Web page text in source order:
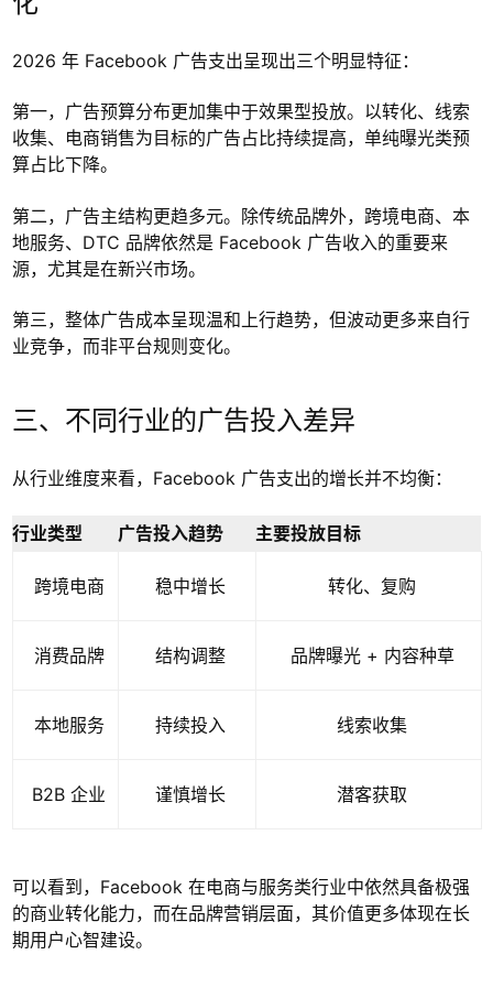
2026 年 Facebook 广告支出呈现出三个明显特征：
第一，广告预算分布更加集中于效果型投放。以转化、线索
收集、电商销售为目标的广告占比持续提高，单纯曝光类预
算占比下降。
第二，广告主结构更趋多元。除传统品牌外，跨境电商、本
地服务、DTC 品牌依然是 Facebook 广告收入的重要来
源，尤其是在新兴市场。
第三，整体广告成本呈现温和上行趋势，但波动更多来自行
业竞争，而非平台规则变化。
三、不同行业的广告投入差异
从行业维度来看，Facebook 广告支出的增长并不均衡：
行业类型 广告投入趋势 主要投放目标
跨境电商 稳中增长 转化、复购
消费品牌 结构调整 品牌曝光 + 内容种草
本地服务 持续投入 线索收集
B2B 企业 谨慎增长 潜客获取
可以看到，Facebook 在电商与服务类行业中依然具备极强
的商业转化能力，而在品牌营销层面，其价值更多体现在长
期用户心智建设。